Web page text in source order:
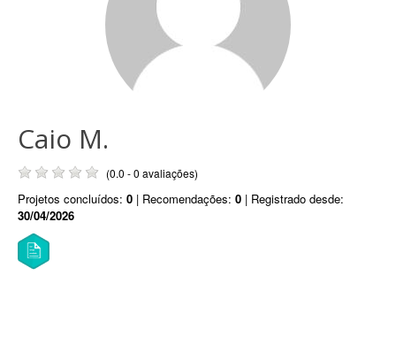
Caio M.
(0.0 - 0 avaliações)
Projetos concluídos: 0 | Recomendações: 0 | Registrado desde:
30/04/2026